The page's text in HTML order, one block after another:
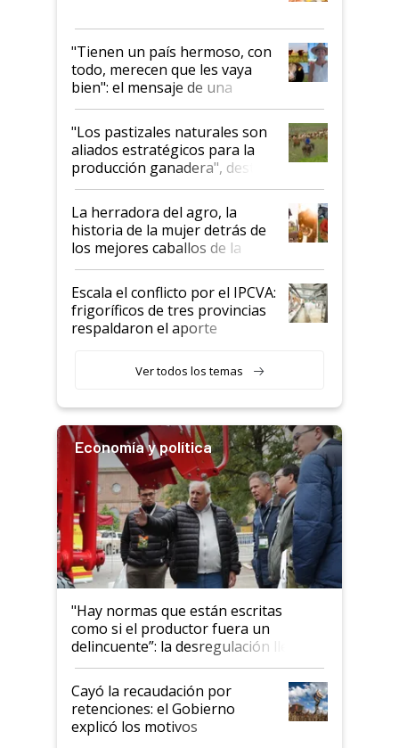
"Tienen un país hermoso, con
todo, merecen que les vaya
bien": el mensaje de una
ganadera uruguaya sobre las
oportunidades que se abren
para el agro en Argentina, con
foco en la carne
"Los pastizales naturales son
aliados estratégicos para la
producción ganadera", destaca
la iniciativa que ya reúne a 46
establecimientos en Argentina
La herradora del agro, la
historia de la mujer detrás de
los mejores caballos de la
Argentina y los mitos que
todavía hacen sufrir a estos
animales: "Mientras me
descalificaban, yo seguí
haciendo currículum"
Escala el conflicto por el IPCVA:
frigoríficos de tres provincias
respaldaron el aporte
Ver todos los temas
Economía y política
"Hay normas que están escritas
como si el productor fuera un
delincuente”: la desregulación llegó
al Congreso Aapresid y hasta se
habló del financiamiento al IPCVA
Cayó la recaudación por
retenciones: el Gobierno
explicó los motivos